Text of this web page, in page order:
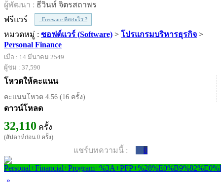
ผู้พัฒนา : ธีวินท์ จิตรสถาพร
ฟรีแวร์
Freeware คืออะไร ?
หมวดหมู่ : ซอฟต์แวร์ (Software) > โปรแกรมบริหารธุรกิจ >
Personal Finance
เมื่อ : 14 มีนาคม 2549
ผู้ชม : 37,590
โหวตให้คะแนน
คะแนนโหวต 4.56 (16 ครั้ง)
ดาวน์โหลด
32,110 ครั้ง
(สัปดาห์ก่อน 0 ครั้ง)
แชร์บทความนี้ : 0
»